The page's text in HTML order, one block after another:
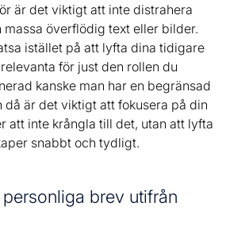
är det viktigt att inte distrahera
överflödig text eller bilder.
istället på att lyfta dina tidigare
för just den rollen du
kanske man har en begränsad
då är det viktigt att fokusera på din
att inte krångla till det, utan att lyfta
snabbt och tydligt.
brev utifrån